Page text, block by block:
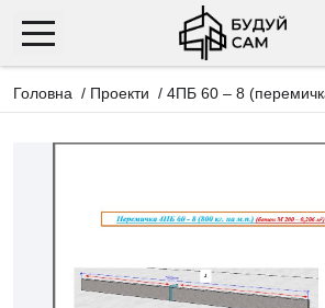
Головна / Проекти / 4ПБ 60 – 8